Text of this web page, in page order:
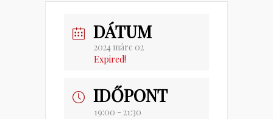
DÁTUM
2024 márc 02
Expired!
IDŐPONT
19:00 - 21:30